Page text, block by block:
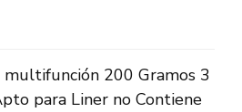
200 Gramos 3
para Liner no Contiene